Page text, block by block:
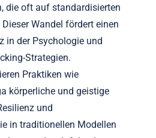
einzigartige
Wohlbefindens und
Ansätze zur psychologischen
traditionelle
stellen traditionelle Ansätze